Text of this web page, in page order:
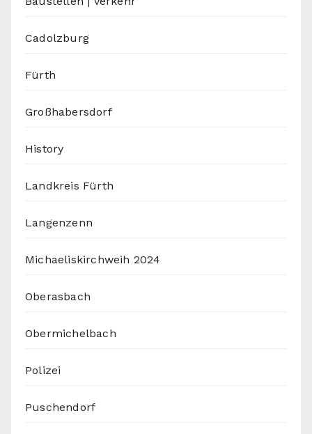
Cadolzburg
Fürth
Großhabersdorf
History
Landkreis Fürth
Langenzenn
Michaeliskirchweih 2024
Oberasbach
Obermichelbach
Polizei
Puschendorf